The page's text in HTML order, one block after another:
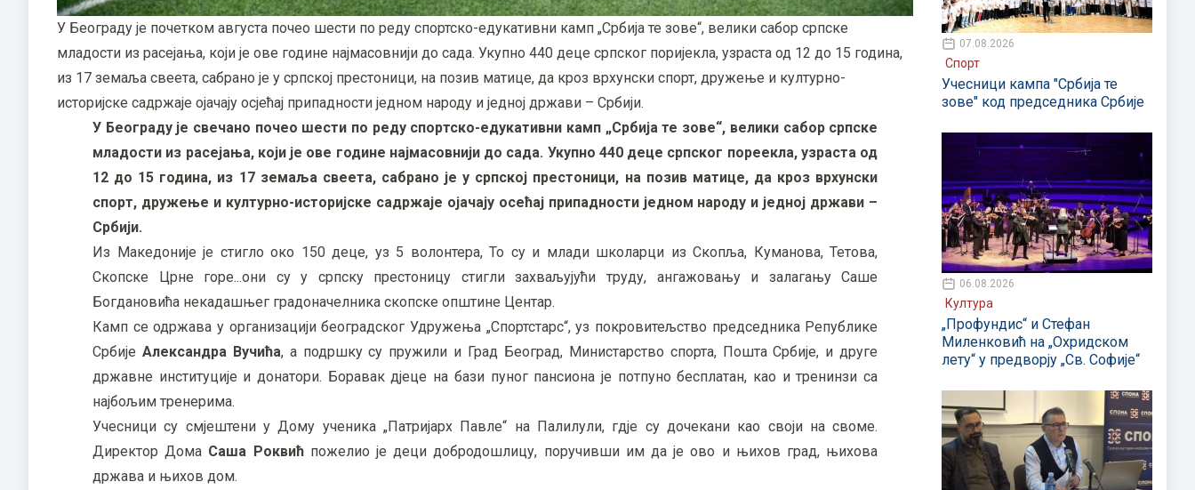
У Београду је почетком августа почео шести по реду спортско-едукативни камп „Србија те зове“, велики сабор српске
младости из расејања, који је ове године најмасовнији до сада. Укупно 440 деце српског поријекла, узраста од 12 до 15 година,
из 17 земаља свеета, сабрано је у српској престоници, на позив матице, да кроз врхунски спорт, дружење и културно-
историјске садржаје ојачају осјећај припадности једном народу и једној држави – Србији.
У Београду је свечано почео шести по реду спортско-едукативни камп „Србија те зове“, велики сабор српске
младости из расејања, који је ове године најмасовнији до сада. Укупно 440 деце српског пореекла, узраста од
12 до 15 година, из 17 земаља свеета, сабрано је у српској престоници, на позив матице, да кроз врхунски
спорт, дружење и културно-историјске садржаје ојачају осећај припадности једном народу и једној држави –
Србији.
Из Македоније је стигло око 150 деце, уз 5 волонтера, То су и млади школарци из Скопља, Куманова, Тетова,
Скопске Црне горе...они су у српску престоницу стигли захваљујући труду, ангажовању и залагању Саше
Богдановића некадашњег градоначелника скопске општине Центар.
Камп се одржава у организацији београдског Удружења „Спортстарс“, уз покровитељство председника Републике
Србије Александра Вучића, а подршку су пружили и Град Београд, Министарство спорта, Пошта Србије, и друге
државне институције и донатори. Боравак дјеце на бази пуног пансиона је потпуно бесплатан, као и тренинзи са
најбољим тренерима.
Учесници су смјештени у Дому ученика „Патријарх Павле“ на Палилули, гдје су дочекани као своји на своме.
Директор Дома Саша Роквићпожелио је деци добродошлицу, поручивши им да је ово и њихов град, њихова
држава и њихов дом.
07.08.2026
Спорт
Учесници кампа "Србија те
зове" код председника Србије
06.08.2026
Култура
„Профундис“ и Стефан
Миленковић на „Охридском
лету“ у предворју „Св. Софије“